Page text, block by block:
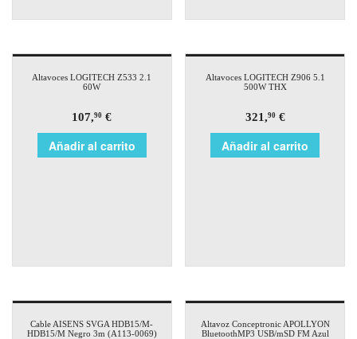
Altavoces LOGITECH Z533 2.1
60W
107,90 €
Añadir al carrito
Altavoces LOGITECH Z906 5.1
500W THX
321,90€
Añadir al carrito
Cable AISENS SVGA HDB15/M-
HDB15/M Negro 3m (A113-0069)
Altavoz Conceptronic APOLLYON
BluetoothMP3 USB/mSD FM Azul